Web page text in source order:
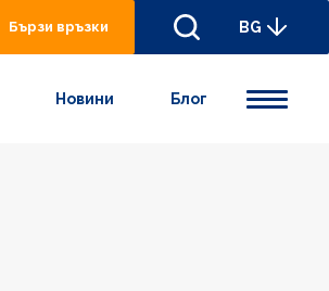
Бързи връзки BG
Новини Блог